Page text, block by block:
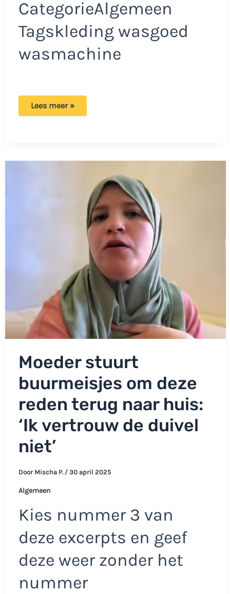
CategorieAlgemeen
Tagskleding wasgoed
wasmachine
Nieuwe
het
Lees meer »
Moeder stuurt
buurmeisjes om deze
reden terug naar huis:
‘Ik vertrouw de duivel
niet’
Door Mischa P. / 30 april 2025
Algemeen
Kies nummer 3 van
deze excerpts en geef
deze weer zonder het
nummer